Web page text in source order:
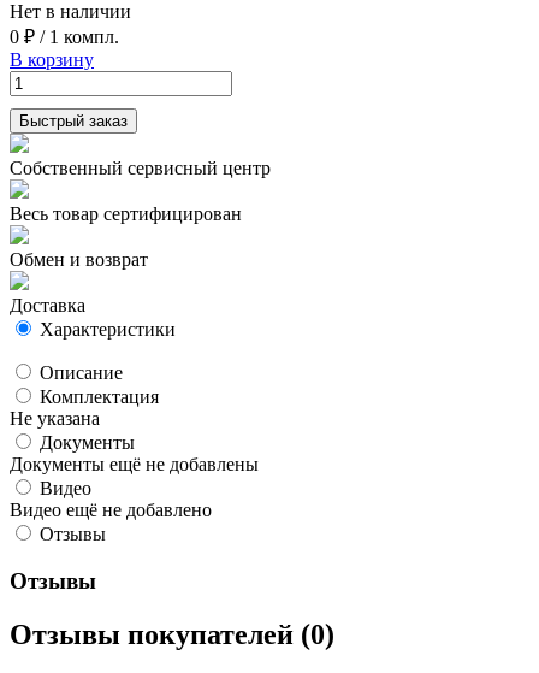
Нет в наличии
0 ₽ / 1 компл.
В корзину
Быстрый заказ
Собственный сервисный центр
Весь товар сертифицирован
Обмен и возврат
Доставка
Характеристики
Описание
Комплектация
Не указана
Документы
Документы ещё не добавлены
Видео
Видео ещё не добавлено
Отзывы
Отзывы
Отзывы покупателей (0)